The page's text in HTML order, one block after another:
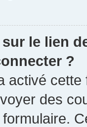
le lien
?
activé
des
formulaire.